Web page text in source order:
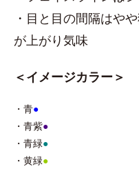
・目と目の間隔はや
が上がり気味
＜イメージカラー＞
・青●
・青紫●
・青緑●
・黄緑●